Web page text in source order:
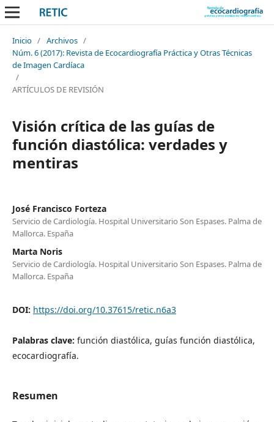
Inicio / Archivos /
Núm. 6 (2017): Revista de Ecocardiografía Práctica y Otras Técnicas
de Imagen Cardíaca
/
ARTÍCULOS DE REVISIÓN
Visión crítica de las guías de
función diastólica: verdades y
mentiras
José Francisco Forteza
Servicio de Cardiología. Hospital Universitario Son Espases. Palma de
Mallorca. España
Marta Noris
Servicio de Cardiología. Hospital Universitario Son Espases. Palma de
Mallorca. España
DOI: https://doi.org/10.37615/retic.n6a3
Palabras clave: función diastólica, guías función diastólica,
ecocardiografía.
Resumen